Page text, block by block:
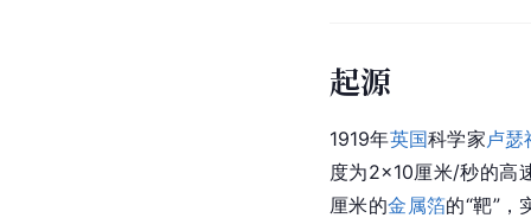
起源
1919年英国科学家卢瑟
度为2×10厘米/秒的高
厘米的金属箔的“靶”，